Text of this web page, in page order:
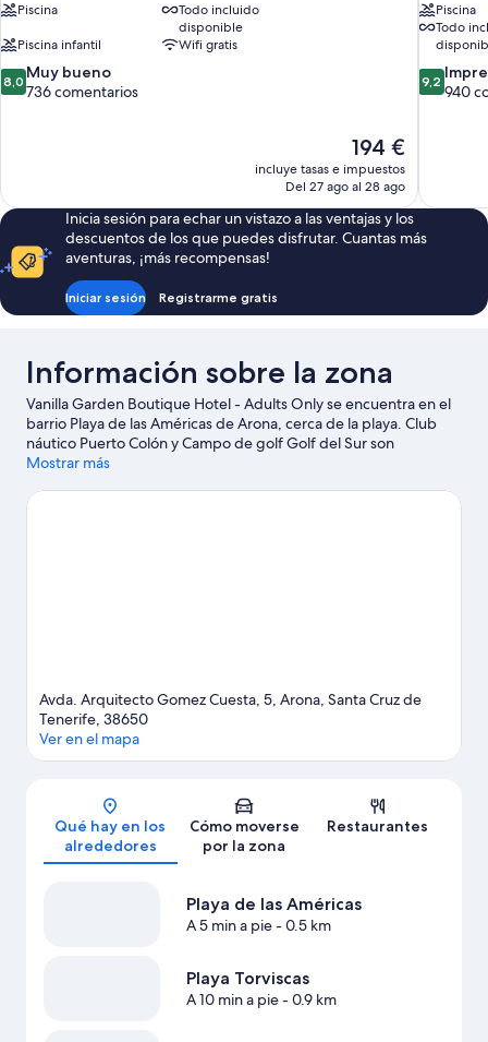
Piscina
Todo incluido
disponible
Piscina infantil
Wifi gratis
8.0
sobre
8,0 Muy bueno
736 comentarios
El
precio
actual
de
194 €
194 €
incluye tasas e impuestos
Del 27 ago al 28 ago
Piscina
Todo
9.2
sobre
9,2
940
Inicia sesión para echar un vistazo a las ventajas y los
descuentos de los que puedes disfrutar. Cuantas más
aventuras, ¡más recompensas!
Iniciar sesión Registrarme gratis
Información sobre la zona
Vanilla Garden Boutique Hotel - Adults Only se encuentra en el
barrio Playa de las Américas de Arona, cerca de la playa. Club
náutico Puerto Colón y Campo de golf Golf del Sur son
excelentes opciones para los que buscan unas vacaciones
Américas y Playa de Las Vistas son lo que necesitas. ¿Te apetece
Mostrar más
Avda. Arquitecto Gomez Cuesta, 5, Arona, Santa Cruz de
Tenerife, 38650
Ver en el mapa
Qué hay en los
alrededores
Cómo moverse
por la zona
Restaurantes
Playa de las Américas
A 5 min a pie- 0.5 km
Playa Torviscas
A 10 min a pie- 0.9 km